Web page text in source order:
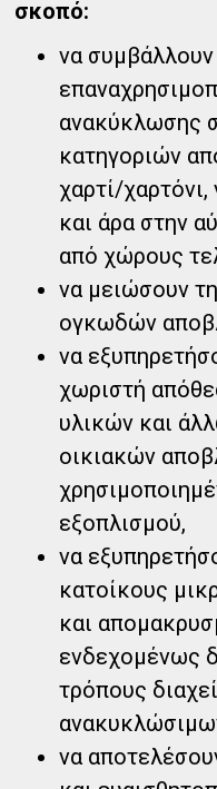
σκοπό:
να
ανακύκλωσης
κατηγοριών
χαρτί/
και άρα στην
από χώρους
να μειώσουν
ογκωδών
να
χωριστή
υλικών και
οικιακών
εξοπλισμού,
να
κατοίκους
και
ενδεχομένως
τρόπους
να